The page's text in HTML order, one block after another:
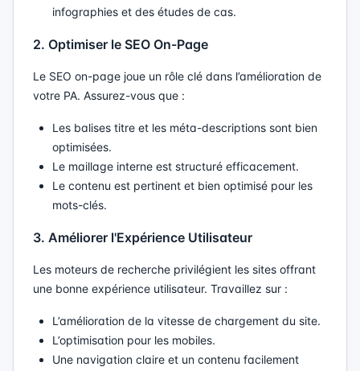
infographies et des études de cas.
2. Optimiser le SEO On-Page
Le SEO on-page joue un rôle clé dans l’amélioration de
votre PA. Assurez-vous que :
Les balises titre et les méta-descriptions sont bien
optimisées.
Le maillage interne est structuré efficacement.
Le contenu est pertinent et bien optimisé pour les
mots-clés.
3. Améliorer l'Expérience Utilisateur
Les moteurs de recherche privilégient les sites offrant
une bonne expérience utilisateur. Travaillez sur :
L’amélioration de la vitesse de chargement du site.
L’optimisation pour les mobiles.
Une navigation claire et un contenu facilement